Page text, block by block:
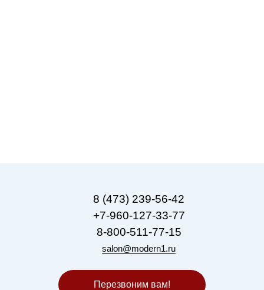
8 (473) 239-56-42
+7-960-127-33-77
8-800-511-77-15
salon@modern1.ru
Перезвоним вам!